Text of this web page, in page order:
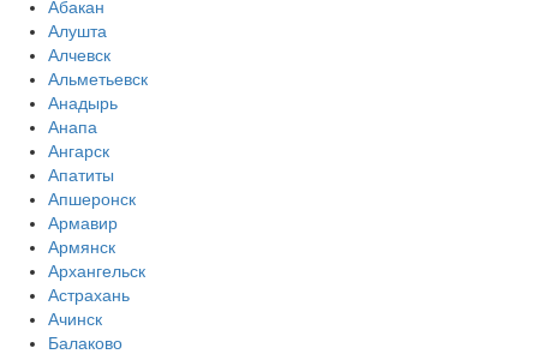
Абакан
Алушта
Алчевск
Альметьевск
Анадырь
Анапа
Ангарск
Апатиты
Апшеронск
Армавир
Армянск
Архангельск
Астрахань
Ачинск
Балаково